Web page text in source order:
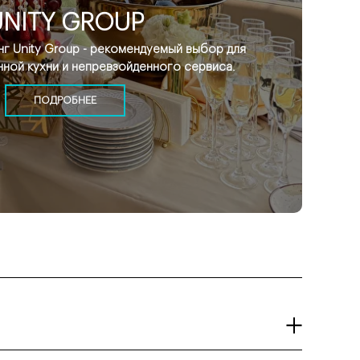
GROUP
Unity Group - рекомендуемый выбор для
кухни и непревзойденного сервиса.
ПОДРОБНЕЕ